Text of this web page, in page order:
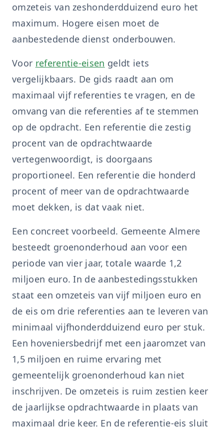
omzeteis van zeshonderdduizend euro het
maximum. Hogere eisen moet de
aanbestedende dienst onderbouwen.
Voor referentie-eisen geldt iets
vergelijkbaars. De gids raadt aan om
maximaal vijf referenties te vragen, en de
omvang van die referenties af te stemmen
op de opdracht. Een referentie die zestig
procent van de opdrachtwaarde
vertegenwoordigt, is doorgaans
proportioneel. Een referentie die honderd
procent of meer van de opdrachtwaarde
moet dekken, is dat vaak niet.
Een concreet voorbeeld. Gemeente Almere
besteedt groenonderhoud aan voor een
periode van vier jaar, totale waarde 1,2
miljoen euro. In de aanbestedingsstukken
staat een omzeteis van vijf miljoen euro en
de eis om drie referenties aan te leveren van
minimaal vijfhonderdduizend euro per stuk.
Een hoveniersbedrijf met een jaaromzet van
1,5 miljoen en ruime ervaring met
gemeentelijk groenonderhoud kan niet
inschrijven. De omzeteis is ruim zestien keer
de jaarlijkse opdrachtwaarde in plaats van
maximaal drie keer. En de referentie-eis sluit